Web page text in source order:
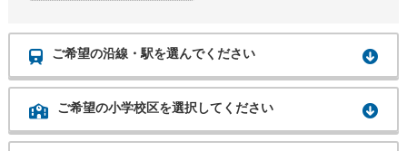
ご希望の沿線・駅を選んでください
ご希望の小学校区を選択してください